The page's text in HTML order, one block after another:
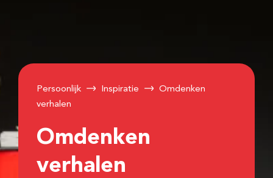
Persoonlijk Inspiratie
Omdenken
verhalen
Omdenken
verhalen